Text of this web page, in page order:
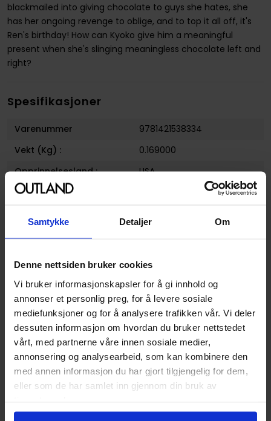
Samtykke Detaljer Om
Denne nettsiden bruker cookies
Vi bruker informasjonskapsler for å gi innhold og
annonser et personlig preg, for å levere sosiale
mediefunksjoner og for å analysere trafikken vår. Vi deler
dessuten informasjon om hvordan du bruker nettstedet
vårt, med partnerne våre innen sosiale medier,
annonsering og analysearbeid, som kan kombinere den
med annen informasjon du har gjort tilgjengelig for dem,
eller som de har samlet inn gjennom din bruk av
blackmailed into giving chocolate to guys she hates, she
has her ongoing revenge to oblige, and to top it all off, it's
Ren's birthday! How can Kyoko give him a meaningful
present when she's slinging meaningless chocolate left and
right?
Spesifikasjoner
Varenummer
9781421538334
Vekt (Kg) :
0.169000
Opprinnelsesland :
USA
Format
Forfattere
Romanse
Illustratør
Yoshiki Nakamura
Antall Sider
192
Utgiver
Viz Media
Lanseringsdato
(dd.mm.yyyy)
05.07.2011
Volum
24
Aldersgruppe
UngdomogVoksen